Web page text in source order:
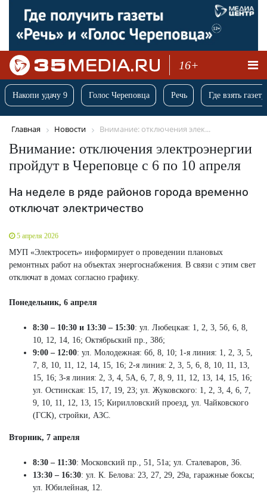
16+
Накопи удачу 9 Голос Череповца Речь Где взять
Главная Новости Внимание: отключения элек...
Внимание: отключения электроэнергии
пройдут в Череповце с 6 по 10 апреля
На неделе в ряде районов города временно
отключат электричество
5 апреля 2026
МУП «Электросеть» информирует о проведении плановых
ремонтных работ на объектах энергоснабжения. В связи с этим свет
отключат в домах согласно графику.
Понедельник, 6 апреля
8:30 – 10:30 и 13:30 – 15:30: ул. Любецкая: 1, 2, 3, 5б, 6, 8,
10, 12, 14, 16; Октябрьский пр., 38б;
9:00 – 12:00: ул. Молодежная: 6б, 8, 10; 1-я линия: 1, 2, 3, 5,
7, 8, 10, 11, 12, 14, 15, 16; 2-я линия: 2, 3, 5, 6, 8, 10, 11, 13,
15, 16; 3-я линия: 2, 3, 4, 5А, 6, 7, 8, 9, 11, 12, 13, 14, 15, 16;
ул. Остинская: 15, 17, 19, 23; ул. Жуковского: 1, 2, 3, 4, 6, 7,
9, 10, 11, 12, 13, 15; Кирилловский проезд, ул. Чайковского
(ГСК), стройки, АЗС.
Вторник, 7 апреля
8:30 – 11:30: Московский пр., 51, 51а; ул. Сталеваров, 36.
13:30 – 16:30: ул. К. Белова: 23, 27, 29, 29а, гаражные боксы;
ул. Юбилейная, 12.